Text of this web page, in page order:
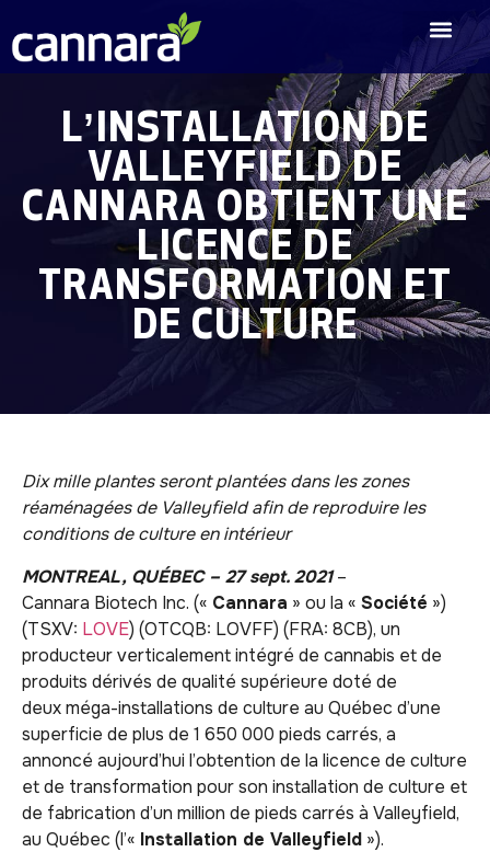
L’INSTALLATION DE
VALLEYFIELD DE
CANNARA OBTIENT UNE
LICENCE DE
TRANSFORMATION ET
DE CULTURE
Dix mille plantes seront plantées dans les zones
réaménagées de Valleyfield afin de reproduire les
conditions de culture en intérieur
MONTREAL, QUÉBEC – 27 sept. 2021–
Cannara Biotech Inc. (« Cannara » ou la « Société »)
(TSXV: LOVE) (OTCQB: LOVFF) (FRA: 8CB), un
producteur verticalement intégré de cannabis et de
produits dérivés de qualité supérieure doté de
deux méga-installations de culture au Québec d’une
superficie de plus de 1 650 000 pieds carrés, a
annoncé aujourd’hui l’obtention de la licence de culture
et de transformation pour son installation de culture et
de fabrication d’un million de pieds carrés à Valleyfield,
au Québec (l’« Installation de Valleyfield »).